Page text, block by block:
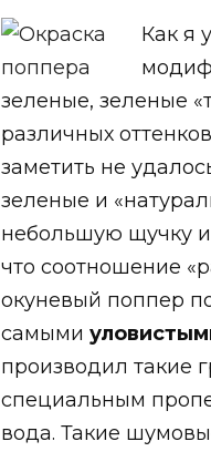
Как я
зеленые, зеленые
различных
заметить не
зеленые и
небольшую щучку и
что соотношение
окуневый поппер
самыми
производил такие
специальным
вода. Такие